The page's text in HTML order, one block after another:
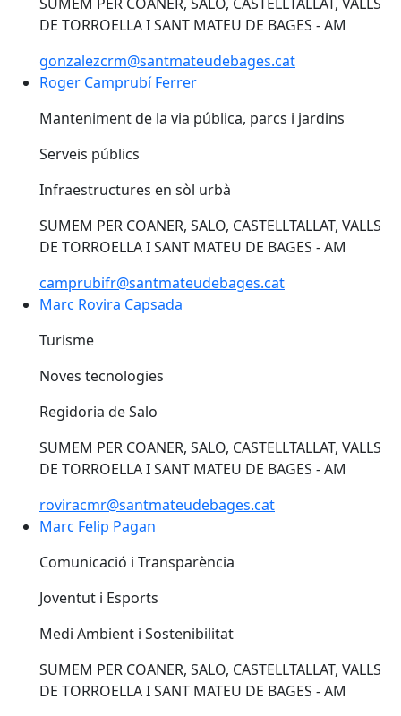
DE TORROELLA I SANT MATEU DE BAGES - AM
gonzalezcrm@santmateudebages.cat
Roger Camprubí Ferrer
Roger Camprubí Ferrer
Manteniment de la via pública, parcs i jardins
Serveis públics
Infraestructures en sòl urbà
SUMEM PER COANER, SALO, CASTELLTALLAT, VALLS
DE TORROELLA I SANT MATEU DE BAGES - AM
camprubifr@santmateudebages.cat
Marc Rovira Capsada
Marc Rovira Capsada
Turisme
Noves tecnologies
Regidoria de Salo
SUMEM PER COANER, SALO, CASTELLTALLAT, VALLS
DE TORROELLA I SANT MATEU DE BAGES - AM
roviracmr@santmateudebages.cat
Marc Felip Pagan
Marc Felip Pagan
Comunicació i Transparència
Joventut i Esports
Medi Ambient i Sostenibilitat
SUMEM PER COANER, SALO, CASTELLTALLAT, VALLS
DE TORROELLA I SANT MATEU DE BAGES - AM